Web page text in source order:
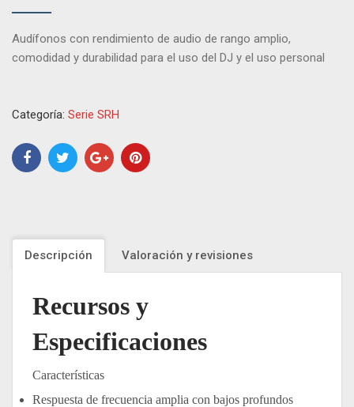
Audífonos con rendimiento de audio de rango amplio,
comodidad y durabilidad para el uso del DJ y el uso personal
Categoría: Serie SRH
Descripción Valoración y revisiones
Recursos y
Especificaciones
Características
Respuesta de frecuencia amplia con bajos profundos